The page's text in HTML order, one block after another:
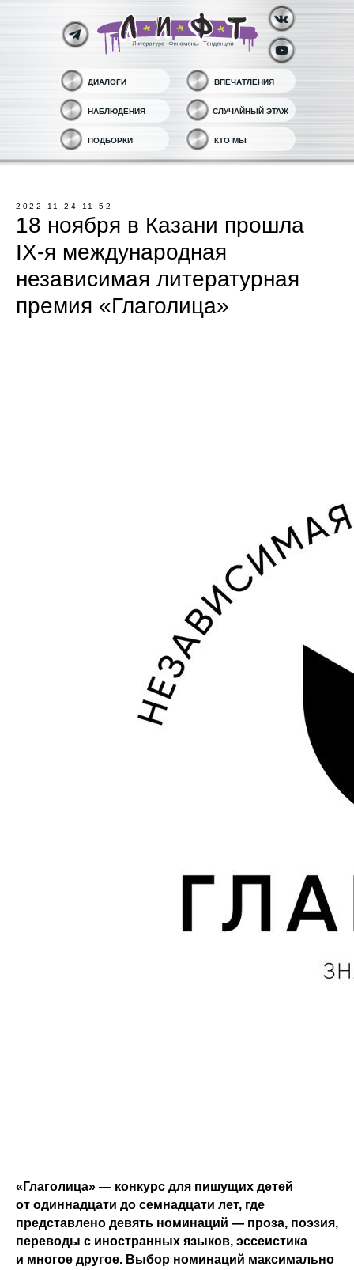
ДИАЛОГИ ВПЕЧАТЛЕНИЯ
НАБЛЮДЕНИЯ СЛУЧАЙНЫЙ ЭТАЖ
ПОДБОРКИ КТО МЫ
2022-11-24 11:52
18 ноября в Казани прошла
IX-я международная
независимая литературная
премия «Глаголица»
«Глаголица» — конкурс для пишущих детей
от одиннадцати до семнадцати лет, где
представлено девять номинаций — проза, поэзия,
переводы с иностранных языков, эссеистика
и многое другое. Выбор номинаций максимально